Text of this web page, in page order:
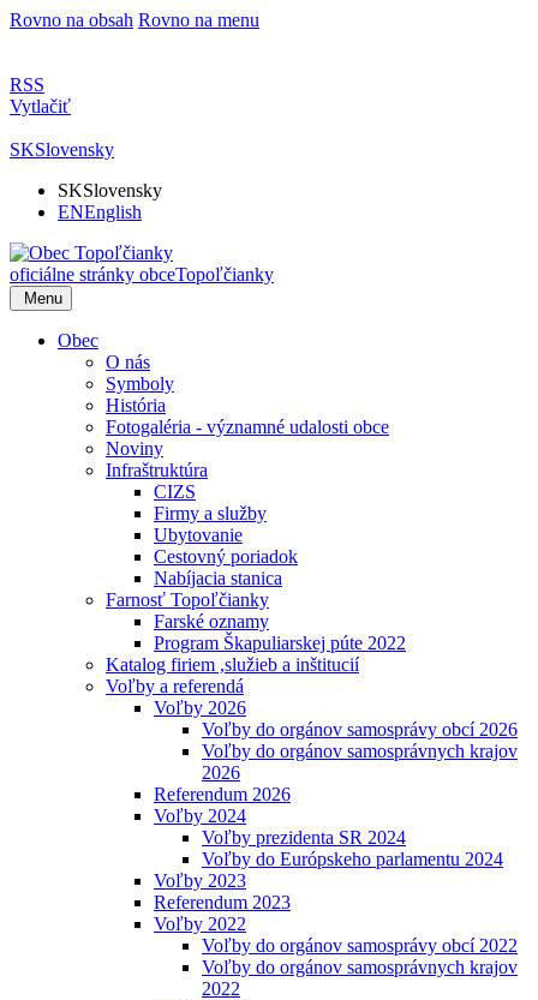
Rovno na obsah Rovno na menu
RSS
Vytlačiť
SKSlovensky
SKSlovensky
ENEnglish
oficiálne stránky obceTopoľčianky
Menu
Obec
O nás
Symboly
História
Fotogaléria - významné udalosti obce
Noviny
Infraštruktúra
CIZS
Firmy a služby
Ubytovanie
Cestovný poriadok
Nabíjacia stanica
Farnosť Topoľčianky
Farské oznamy
Program Škapuliarskej púte 2022
Katalog firiem ,služieb a inštitucií
Voľby a referendá
Voľby 2026
Voľby do orgánov samosprávy obcí 2026
Voľby do orgánov samosprávnych krajov
2026
Referendum 2026
Voľby 2024
Voľby prezidenta SR 2024
Voľby do Európskeho parlamentu 2024
Voľby 2023
Referendum 2023
Voľby 2022
Voľby do orgánov samosprávy obcí 2022
Voľby do orgánov samosprávnych krajov
2022